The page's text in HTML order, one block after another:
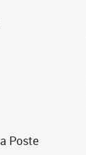
Poste